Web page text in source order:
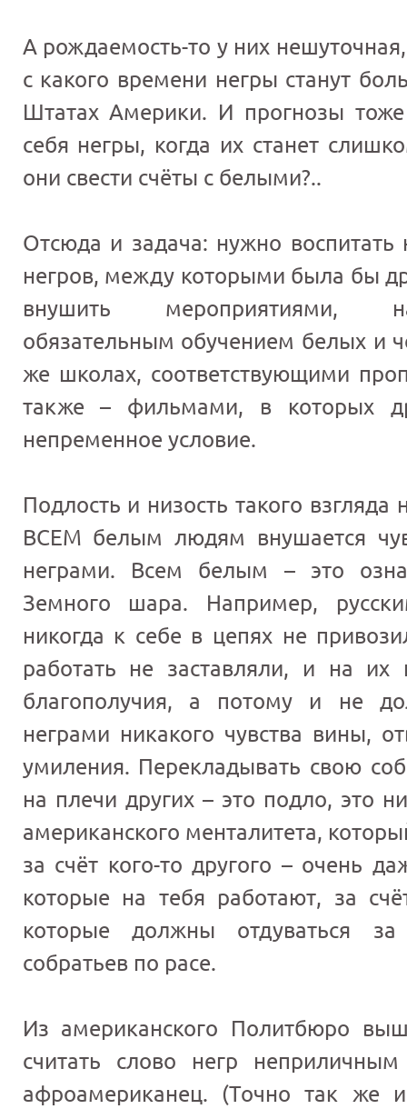
А рождаемость-то у них
с какого времени негры станут
Штатах Америки. И прогнозы
себя негры, когда их станет
они свести счёты с белыми?..
Отсюда и задача: нужно
негров, между которыми была бы
внушить мероприятиями,
обязательным обучением белых и
же школах, соответствующими
также – фильмами, в которых
непременное условие.
Подлость и низость такого
ВСЕМ белым людям внушается
неграми. Всем белым – это
Земного шара. Например,
никогда к себе в цепях не
работать не заставляли, и на их
благополучия, а потому и не
неграми никакого чувства вины,
умиления. Перекладывать свою
на плечи других – это подло, это
американского менталитета,
за счёт кого-то другого – очень
которые на тебя работают, за
которые должны отдуваться за
собратьев по расе.
Из американского Политбюро
считать слово негр
афроамериканец. (Точно так же